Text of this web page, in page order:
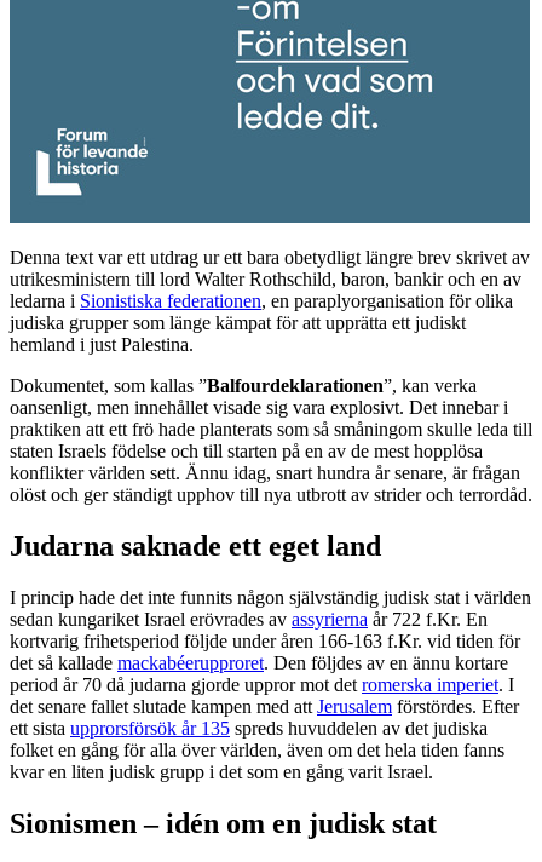
Denna text var ett utdrag ur ett bara obetydligt längre brev skrivet av
utrikesministern till lord Walter Rothschild, baron, bankir och en av
ledarna i Sionistiska federationen, en paraplyorganisation för olika
judiska grupper som länge kämpat för att upprätta ett judiskt
hemland i just Palestina.
Dokumentet, som kallas ”Balfourdeklarationen”, kan verka
oansenligt, men innehållet visade sig vara explosivt. Det innebar i
praktiken att ett frö hade planterats som så småningom skulle leda till
staten Israels födelse och till starten på en av de mest hopplösa
konflikter världen sett. Ännu idag, snart hundra år senare, är frågan
olöst och ger ständigt upphov till nya utbrott av strider och terrordåd.
Judarna saknade ett eget land
I princip hade det inte funnits någon självständig judisk stat i världen
sedan kungariket Israel erövrades av assyrierna år 722 f.Kr. En
kortvarig frihetsperiod följde under åren 166-163 f.Kr. vid tiden för
det så kallade mackabéerupproret. Den följdes av en ännu kortare
period år 70 då judarna gjorde uppror mot det romerska imperiet. I
det senare fallet slutade kampen med att Jerusalem förstördes. Efter
ett sista upprorsförsök år 135 spreds huvuddelen av det judiska
folket en gång för alla över världen, även om det hela tiden fanns
kvar en liten judisk grupp i det som en gång varit Israel.
Sionismen – idén om en judisk stat